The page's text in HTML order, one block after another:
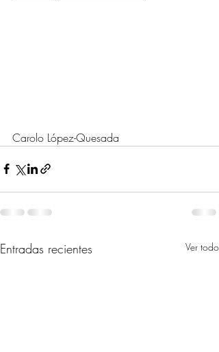
Carolo López-Quesada
Entradas recientes Ver todo